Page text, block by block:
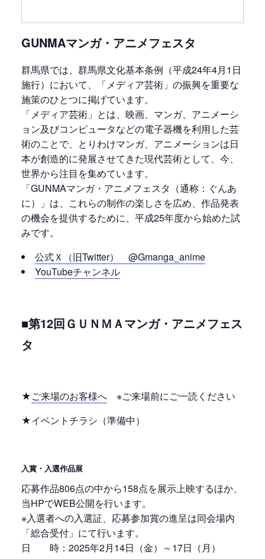
GUNMAマンガ・アニメフェスタ
群馬県では、群馬県文化基本条例（平成24年4月1日
施行）において、「メディア芸術」の振興を重要な
施策のひとつに掲げています。
「メディア芸術」とは、映画、マンガ、アニメーシ
ョン及びコンピュータなどの電子器機を利用した芸
術のことで、とりわけマンガ、アニメーションは日
本が創造的に発展させてきた現代芸術として、今、
世界から注目を集めています。
「GUNMAマンガ・アニメフェスタ（通称：ぐんあ
に）」は、これらの制作の楽しさを広め、作品発表
の機会を提供するために、平成25年度から始めた試
みです。
公式Ｘ（旧Twitter） @Gmanga_anime
YouTubeチャンネル
■第12回ＧＵＮＭＡマンガ・アニメフェス
タ
★ご来場のお客様へ ※ご来場前にご一読ください
★イベントチラシ（準備中）
入賞・入選作品展
応募作品806点の中から158点を展示上映するほか、
当HPでWEB公開を行います。
※入選者への入選証、応募参加賞の進呈は同会場内
「総合受付」にて行います。
日 時：2025年2月14日（金）～17日（月）